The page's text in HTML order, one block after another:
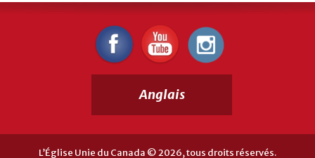
Anglais
L’Église Unie du Canada © 2026, tous droits réservés.